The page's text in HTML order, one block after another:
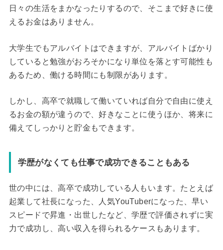
日々の生活をまかなったりするので、そこまで好きに使
えるお金はありません。
大学生でもアルバイトはできますが、アルバイトばかり
していると勉強がおろそかになり単位を落とす可能性も
あるため、働ける時間にも制限があります。
しかし、高卒で就職して働いていれば自分で自由に使え
るお金の額が違うので、好きなことに使うほか、将来に
備えてしっかりと貯金もできます。
学歴がなくても仕事で成功できることもある
世の中には、高卒で成功している人もいます。たとえば
起業して社長になった、人気YouTuberになった、早い
スピードで昇進・出世したなど、学歴で評価されずに実
力で成功し、高い収入を得られるケースもあります。